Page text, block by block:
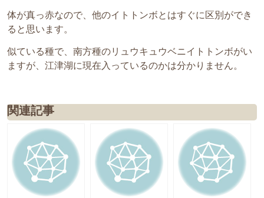
体が真っ赤なので、他のイトトンボとはすぐに区別ができ
ると思います。
似ている種で、南方種のリュウキュウベニイトトンボがい
ますが、江津湖に現在入っているのかは分かりません。
関連記事